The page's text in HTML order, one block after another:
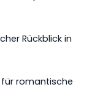
Rückblick in
für romantische